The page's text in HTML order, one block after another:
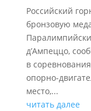
Российский
бронзовую
д’Ампеццо,
в
опорно-
место,...
читать далее